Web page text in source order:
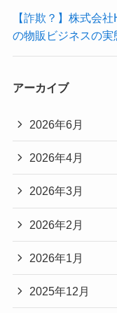
【詐欺？】株式会
の物販ビジネスの実
アーカイブ
2026年6月
2026年4月
2026年3月
2026年2月
2026年1月
2025年12月